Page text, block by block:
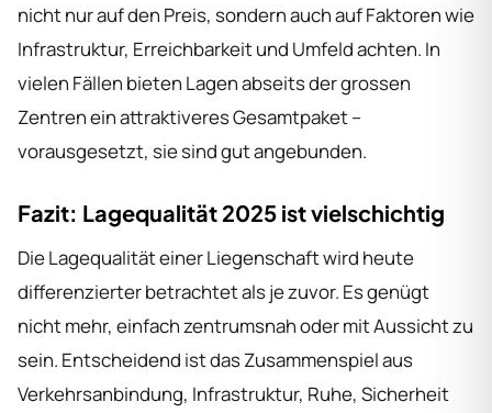
nicht nur auf den Preis, sondern auch auf Faktoren wie
Infrastruktur, Erreichbarkeit und Umfeld achten. In
vielen Fällen bieten Lagen abseits der grossen
Zentren ein attraktiveres Gesamtpaket –
vorausgesetzt, sie sind gut angebunden.
Fazit: Lagequalität 2025 ist vielschichtig
Die Lagequalität einer Liegenschaft wird heute
differenzierter betrachtet als je zuvor. Es genügt
nicht mehr, einfach zentrumsnah oder mit Aussicht zu
sein. Entscheidend ist das Zusammenspiel aus
Verkehrsanbindung, Infrastruktur, Ruhe, Sicherheit